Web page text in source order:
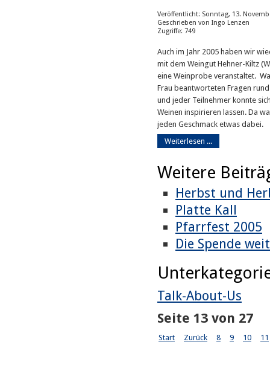
Veröffentlicht: Sonntag, 13.
Geschrieben von Ingo Lenzen
Zugriffe: 749
Auch im Jahr 2005 haben wir
mit dem Weingut Hehner-Kiltz
eine Weinprobe veranstaltet.
Frau beantworteten Fragen
und jeder Teilnehmer konnte
Weinen inspirieren lassen. Da
jeden Geschmack etwas dabei.
Weiterlesen ...
Weitere
Herbst und
Platte Kall
Pfarrfest 2005
Die Spende
Talk-About-Us
Seite 13 von 27
Start Zurück 8 9 10 11